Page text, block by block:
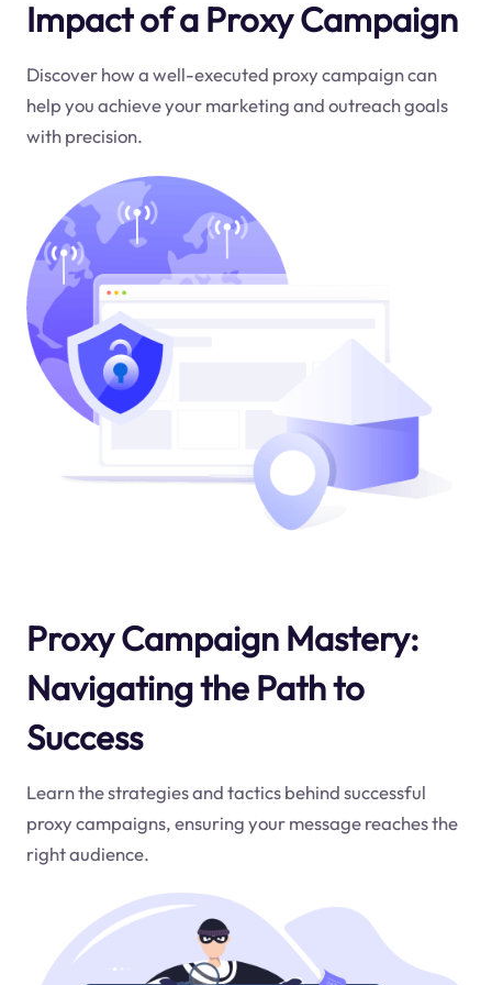
Impact of a Proxy Campaign
Discover how a well-executed proxy campaign can
help you achieve your marketing and outreach goals
with precision.
Proxy Campaign Mastery:
Navigating the Path to
Success
Learn the strategies and tactics behind successful
proxy campaigns, ensuring your message reaches the
right audience.